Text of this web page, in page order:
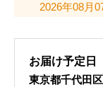
2026年08月
お届け予定日
東京都千代田区